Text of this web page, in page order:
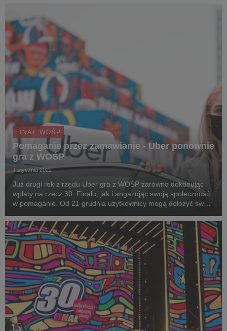
FINAŁ WOŚP
Pomaganie przez zamawianie - Uber ponownie
gra z WOŚP
7 stycznia 2022
Już drugi rok z rzędu Uber gra z WOŚP zarówno dokonując
wpłaty na rzecz 30. Finału, jak i angażując swoją społeczność
w pomaganie. Od 21 grudnia użytkownicy mogą dołożyć swoją
najaktywniejszy użytkownik może licz...